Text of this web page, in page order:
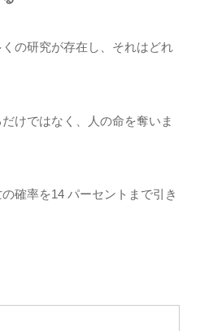
の研究が存在し、それはどれ
けではなく、人の命を奪いま
確率を14 パーセントまで引き